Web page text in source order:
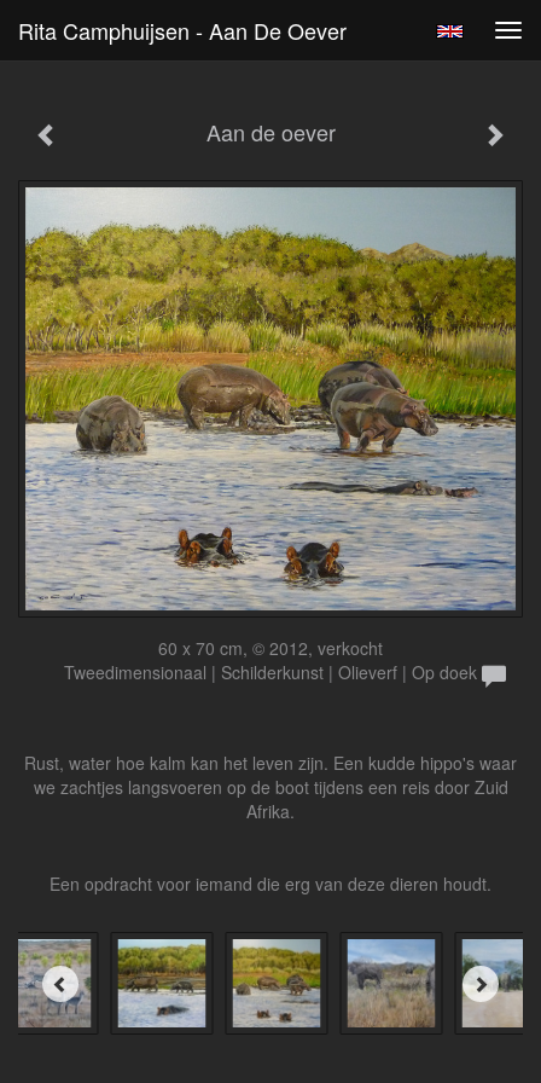
Rita Camphuijsen - Aan De Oever
Aan de oever
60 x 70 cm, © 2012, verkocht
Tweedimensionaal | Schilderkunst | Olieverf | Op doek
Rust, water hoe kalm kan het leven zijn. Een kudde hippo's waar
we zachtjes langsvoeren op de boot tijdens een reis door Zuid
Afrika.
Een opdracht voor iemand die erg van deze dieren houdt.